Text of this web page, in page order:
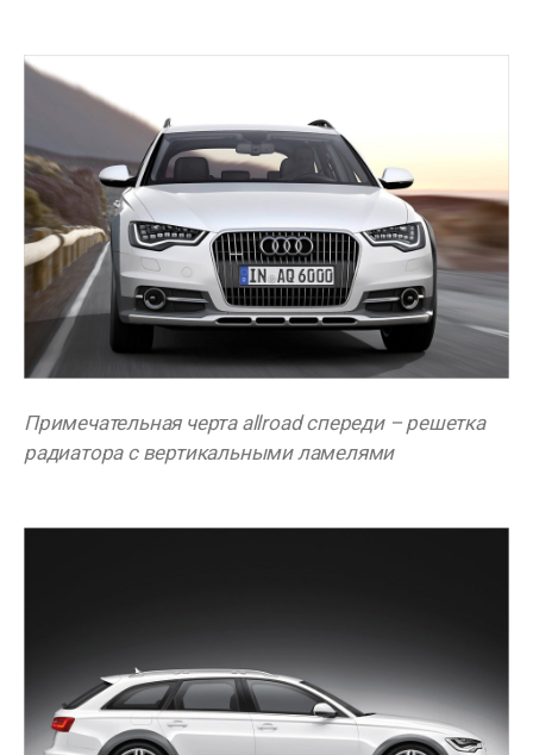
Примечательная черта allroad спереди – решетка
радиатора с вертикальными ламелями